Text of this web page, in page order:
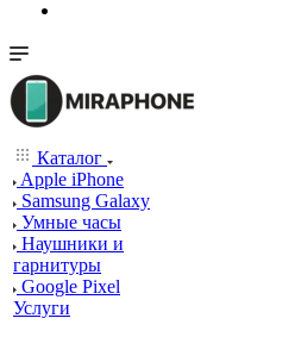
Каталог
Apple iPhone
Samsung Galaxy
Умные часы
Наушники и
гарнитуры
Google Pixel
Услуги